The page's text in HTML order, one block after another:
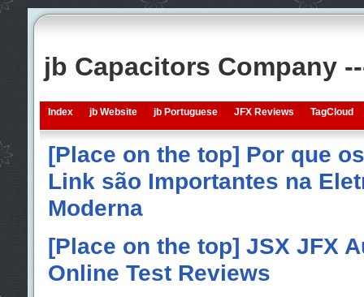
jb Capacitors Company
Index jb Website jb Portuguese JFX Reviews TagCloud
[Place on the top] Por que
Link são Importantes na
Moderna
[Place on the top] JSX JFX
Online Test Reviews